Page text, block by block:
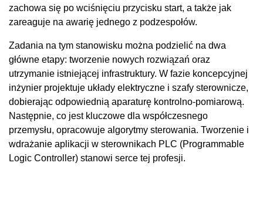
zachowa się po wciśnięciu przycisku start, a także jak
zareaguje na awarię jednego z podzespołów.
Zadania na tym stanowisku można podzielić na dwa
główne etapy: tworzenie nowych rozwiązań oraz
utrzymanie istniejącej infrastruktury. W fazie koncepcyjnej
inżynier projektuje układy elektryczne i szafy sterownicze,
dobierając odpowiednią aparaturę kontrolno-pomiarową.
Następnie, co jest kluczowe dla współczesnego
przemysłu, opracowuje algorytmy sterowania. Tworzenie i
wdrażanie aplikacji w sterownikach PLC (Programmable
Logic Controller) stanowi serce tej profesji.